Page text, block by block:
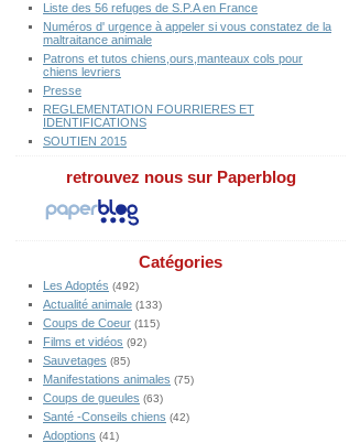
Liste des 56 refuges de S.P.A en France
Numéros d' urgence à appeler si vous constatez de la
maltraitance animale
Patrons et tutos chiens,ours,manteaux cols pour
chiens levriers
Presse
REGLEMENTATION FOURRIERES ET
IDENTIFICATIONS
SOUTIEN 2015
retrouvez nous sur Paperblog
Catégories
Les Adoptés (492)
Actualité animale (133)
Coups de Coeur (115)
Films et vidéos (92)
Sauvetages (85)
Manifestations animales (75)
Coups de gueules (63)
Santé -Conseils chiens (42)
Adoptions (41)